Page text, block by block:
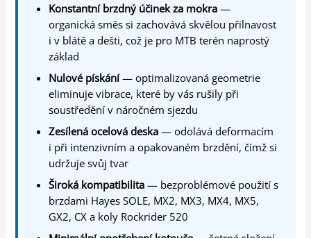
Konstantní brzdný účinek za mokra —
organická směs si zachovává skvělou přilnavost
i v blátě a dešti, což je pro MTB terén naprostý
základ
Nulové pískání— optimalizovaná geometrie
eliminuje vibrace, které by vás rušily při
soustředění v náročném sjezdu
Zesílená ocelová deska — odolává deformacím
i při intenzivním a opakovaném brzdění, čímž si
udržuje svůj tvar
Široká kompatibilita — bezproblémové použití s
brzdami Hayes SOLE, MX2, MX3, MX4, MX5,
GX2, CX a koly Rockrider 520